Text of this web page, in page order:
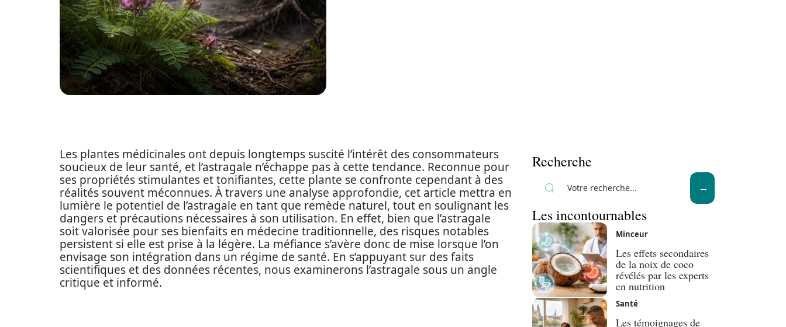
Les plantes médicinales ont depuis longtemps suscité l’intérêt des consommateurs
soucieux de leur santé, et l’astragale n’échappe pas à cette tendance. Reconnue pour
ses propriétés stimulantes et tonifiantes, cette plante se confronte cependant à des
réalités souvent méconnues. À travers une analyse approfondie, cet article mettra en
lumière le potentiel de l’astragale en tant que remède naturel, tout en soulignant les
dangers et précautions nécessaires à son utilisation. En effet, bien que l’astragale
soit valorisée pour ses bienfaits en médecine traditionnelle, des risques notables
persistent si elle est prise à la légère. La méfiance s’avère donc de mise lorsque l’on
envisage son intégration dans un régime de santé. En s’appuyant sur des faits
scientifiques et des données récentes, nous examinerons l’astragale sous un angle
critique et informé.
Recherche
Les incontournables
Minceur
Les effets secondaires
de la noix de coco
révélés par les experts
en nutrition
Santé
Les témoignages de